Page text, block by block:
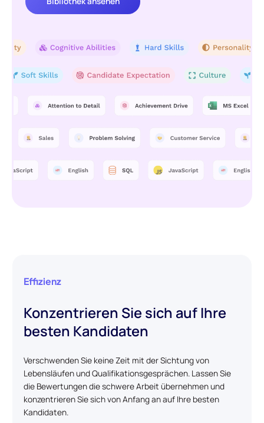
Effizienz
Konzentrieren Sie sich auf Ihre
besten Kandidaten
Verschwenden Sie keine Zeit mit der Sichtung von
Lebensläufen und Qualifikationsgesprächen. Lassen Sie
die Bewertungen die schwere Arbeit übernehmen und
konzentrieren Sie sich von Anfang an auf Ihre besten
Kandidaten.